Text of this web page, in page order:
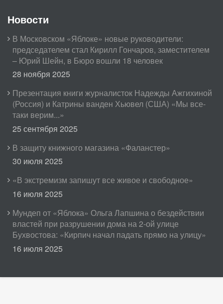
Новости
В Московском «Яблоке» новые руководители:
председателем стал Кирилл Гончаров, заместителем
– Юрий Шейн, в Бюро вошли 18 человек
28 ноября 2025
Презентация книги журналисток Надежды Ажгихиной
(Россия) и Катрины ванден Хьювел (США) «Мы все-
таки верим...»
25 сентября 2025
В защиту книжного магазина «Фаланстер»
30 июля 2025
«В экстремизм запишут все живое и свободное»
16 июля 2025
Мундеп от «Яблока» Ольга Лапшина о бездействии
властей при разрушении дома на 2-ой улице
Бухвостова: «Кирпич начал падать прямо на улицу»
16 июля 2025